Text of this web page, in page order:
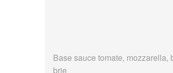
Base sauce tomate, mozzarella,
brie